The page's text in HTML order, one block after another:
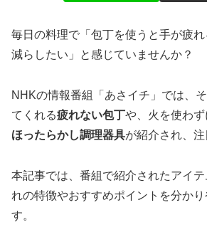
毎日の料理で「包丁を使うと手が疲
減らしたい」と感じていませんか？
NHKの情報番組「あさイチ」では、
てくれる疲れない包丁や、火を使わ
ほったらかし調理器具が紹介され、注
本記事では、番組で紹介されたアイ
れの特徴やおすすめポイントを分か
す。